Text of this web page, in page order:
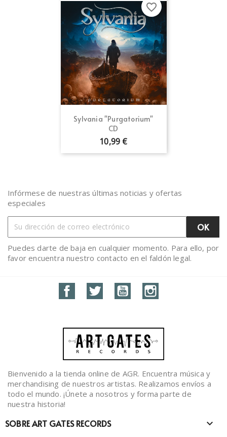
Sylvania "Purgatorium"
CD
10,99 €
favorite_border
Infórmese de nuestras últimas noticias y ofertas
especiales
Puedes darte de baja en cualquier momento. Para ello, por
favor encuentra nuestro contacto en el faldón legal.
FacebookTwitter YouTube
Bienvenido a la tienda online de AGR. Encuentra música y
merchandising de nuestros artistas. Realizamos envíos a
todo el mundo. ¡Únete a nosotros y forma parte de
nuestra historia!
SOBRE ART GATES RECORDS 